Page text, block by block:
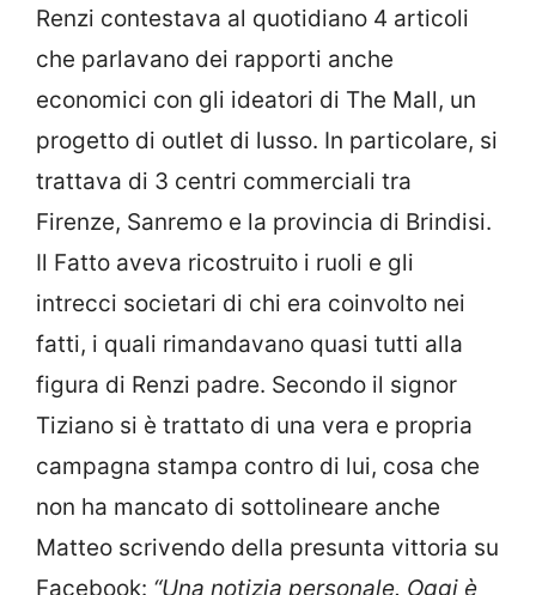
Renzi contestava al quotidiano 4 articoli
che parlavano dei rapporti anche
economici con gli ideatori di The Mall, un
progetto di outlet di lusso. In particolare, si
trattava di 3 centri commerciali tra
Firenze, Sanremo e la provincia di Brindisi.
Il Fatto aveva ricostruito i ruoli e gli
intrecci societari di chi era coinvolto nei
fatti, i quali rimandavano quasi tutti alla
figura di Renzi padre. Secondo il signor
Tiziano si è trattato di una vera e propria
campagna stampa contro di lui, cosa che
non ha mancato di sottolineare anche
Matteo scrivendo della presunta vittoria su
Facebook: “Una notizia personale. Oggi è